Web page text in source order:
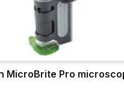
MicroBrite Pro